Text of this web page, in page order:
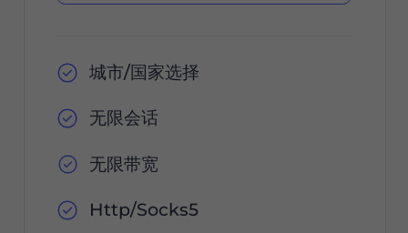
城市/国家选择
无限会话
无限带宽
Http/Socks5